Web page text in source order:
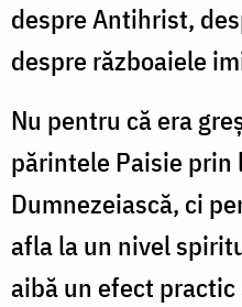
despre Antihrist,
despre războaiele
Nu pentru că era
părintele Paisie prin
Dumnezeiască, ci
afla la un nivel
aibă un efect